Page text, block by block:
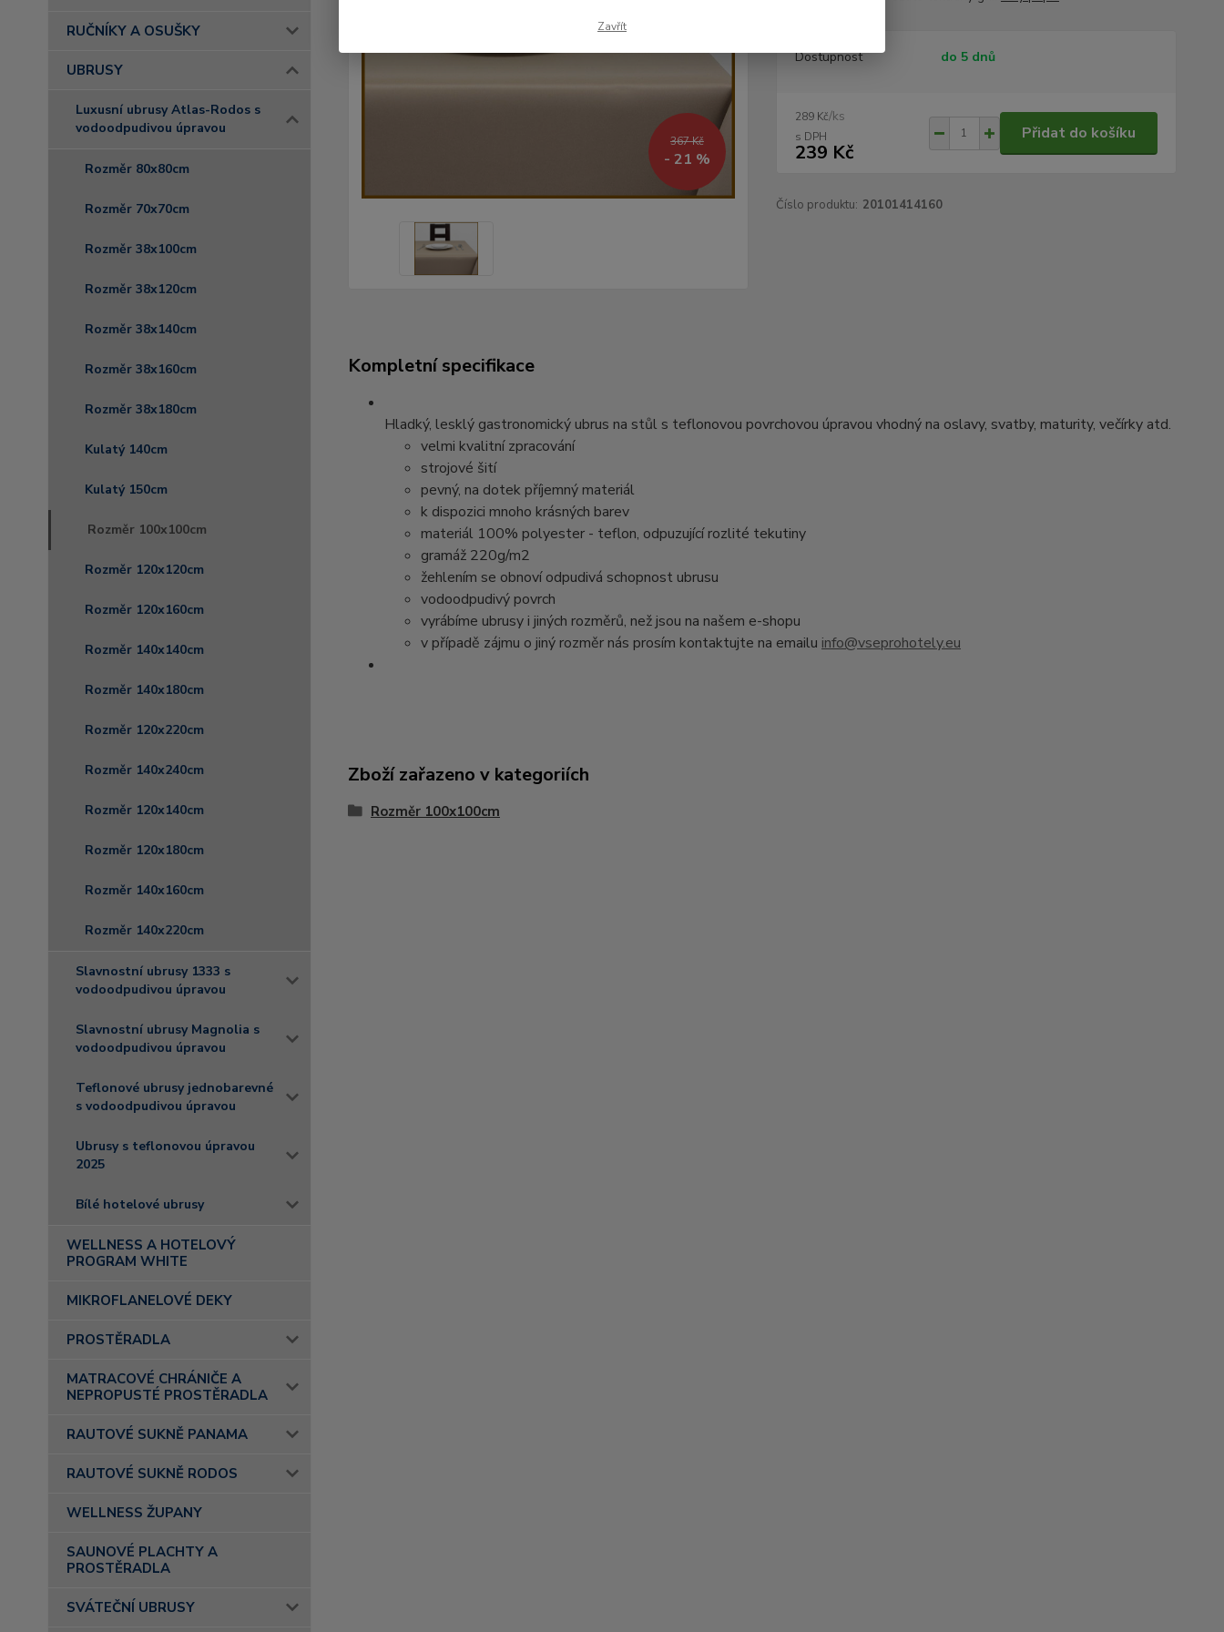
RUČNÍKY A OSUŠKY
UBRUSY
Luxusní ubrusy Atlas-Rodos s
vodoodpudivou úpravou
Rozměr 80x80cm
Rozměr 70x70cm
Rozměr 38x100cm
Rozměr 38x120cm
Rozměr 38x140cm
Rozměr 38x160cm
Rozměr 38x180cm
Kulatý 140cm
Kulatý 150cm
Rozměr 100x100cm
Rozměr 120x120cm
Rozměr 120x160cm
Rozměr 140x140cm
Rozměr 140x180cm
Rozměr 120x220cm
Rozměr 140x240cm
Rozměr 120x140cm
Rozměr 120x180cm
Rozměr 140x160cm
Rozměr 140x220cm
Slavnostní ubrusy 1333 s
vodoodpudivou úpravou
Slavnostní ubrusy Magnolia s
vodoodpudivou úpravou
Teflonové ubrusy jednobarevné
s vodoodpudivou úpravou
Ubrusy s teflonovou úpravou
2025
Bílé hotelové ubrusy
WELLNESS A HOTELOVÝ
PROGRAM WHITE
MIKROFLANELOVÉ DEKY
PROSTĚRADLA
MATRACOVÉ CHRÁNIČE A
NEPROPUSTÉ PROSTĚRADLA
RAUTOVÉ SUKNĚ PANAMA
RAUTOVÉ SUKNĚ RODOS
WELLNESS ŽUPANY
SAUNOVÉ PLACHTY A
PROSTĚRADLA
SVÁTEČNÍ UBRUSY
367 Kč
- 21 %
Dostupnost do 5 dnů
289 Kč/ks
239 Kč
Přidat do košíku
Číslo produktu: 20101414160
Kompletní specifikace
Hladký, lesklý gastronomický ubrus na stůl s teflonovou povrchovou úpravou vhodný na oslavy, svatby, maturity, večírky atd.
velmi kvalitní zpracování
strojové šití
pevný, na dotek příjemný materiál
k dispozici mnoho krásných barev
materiál 100% polyester - teflon, odpuzující rozlité tekutiny
gramáž 220g/m2
žehlením se obnoví odpudivá schopnost ubrusu
vodoodpudivý povrch
vyrábíme ubrusy i jiných rozměrů, než jsou na našem e-shopu
v případě zájmu o jiný rozměr nás prosím kontaktujte na emailu info@vseprohotely.eu
Zboží zařazeno v kategoriích
Rozměr 100x100cm
Zavřít